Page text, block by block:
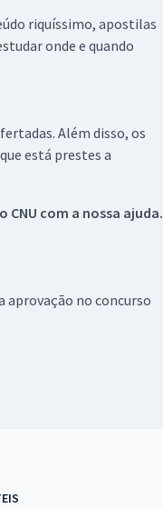
riquíssimo, apostilas
onde e quando
Além disso, os
está prestes a
CNU com a nossa ajuda.
aprovação no concurso